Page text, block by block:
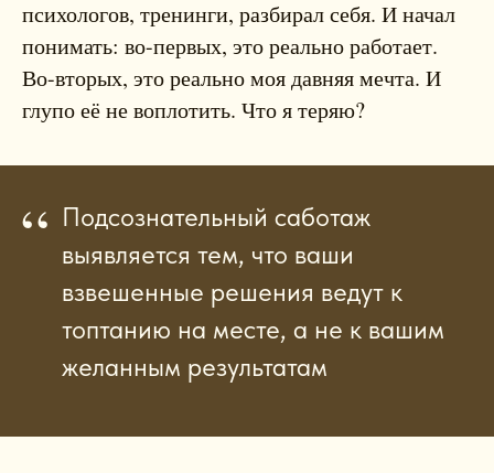
психологов, тренинги, разбирал себя. И начал
понимать: во-первых, это реально работает.
Во-вторых, это реально моя давняя мечта. И
глупо её не воплотить. Что я теряю?
“ Подсознательный саботаж
выявляется тем, что ваши
взвешенные решения ведут к
топтанию на месте, а не к вашим
желанным результатам